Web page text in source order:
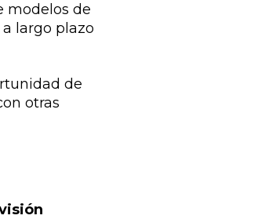
modelos de
largo plazo
de
otras